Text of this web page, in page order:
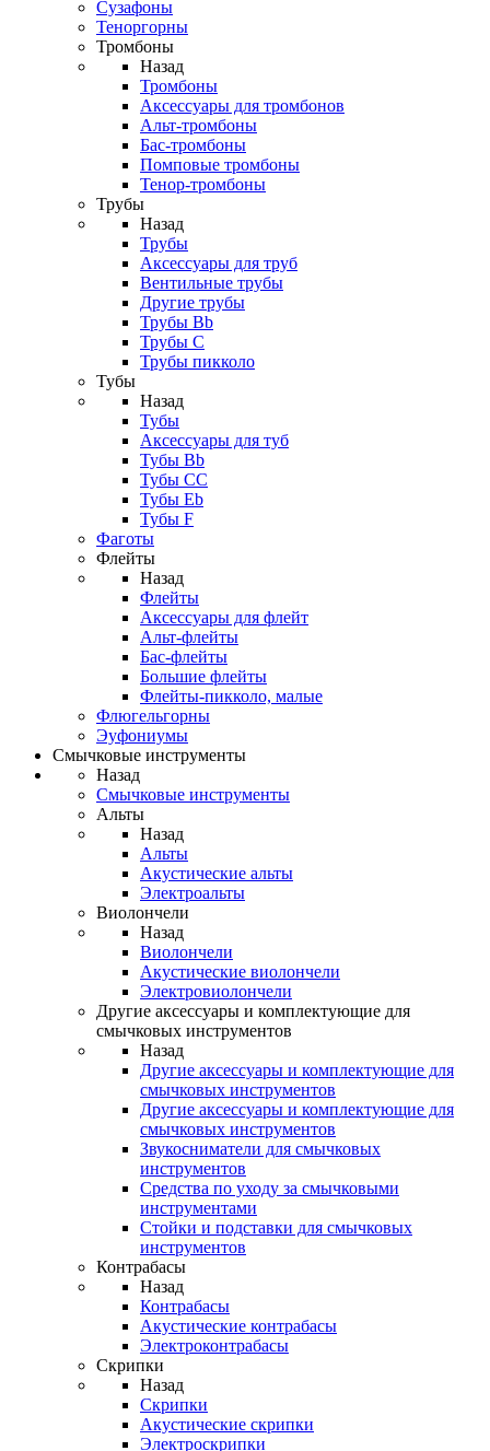
Сузафоны
Теноргорны
Тромбоны
Назад
Тромбоны
Аксессуары для тромбонов
Альт-тромбоны
Бас-тромбоны
Помповые тромбоны
Тенор-тромбоны
Трубы
Назад
Трубы
Аксессуары для труб
Вентильные трубы
Другие трубы
Трубы Bb
Трубы C
Трубы пикколо
Тубы
Назад
Тубы
Аксессуары для туб
Тубы Bb
Тубы CC
Тубы Eb
Тубы F
Фаготы
Флейты
Назад
Флейты
Аксессуары для флейт
Альт-флейты
Бас-флейты
Большие флейты
Флейты-пикколо, малые
Флюгельгорны
Эуфониумы
Смычковые инструменты
Назад
Смычковые инструменты
Альты
Назад
Альты
Акустические альты
Электроальты
Виолончели
Назад
Виолончели
Акустические виолончели
Электровиолончели
Другие аксессуары и комплектующие для
смычковых инструментов
Назад
Другие аксессуары и комплектующие для
смычковых инструментов
Другие аксессуары и комплектующие для
смычковых инструментов
Звукосниматели для смычковых
инструментов
Средства по уходу за смычковыми
инструментами
Стойки и подставки для смычковых
инструментов
Контрабасы
Назад
Контрабасы
Акустические контрабасы
Электроконтрабасы
Скрипки
Назад
Скрипки
Акустические скрипки
Электроскрипки